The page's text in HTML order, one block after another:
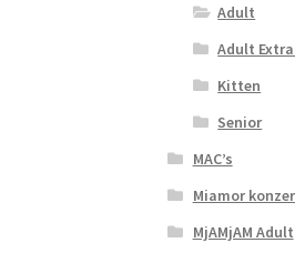
Adult
Adult
Kitten
Senior
MAC’s
Miamor
MjAMjAM Adult